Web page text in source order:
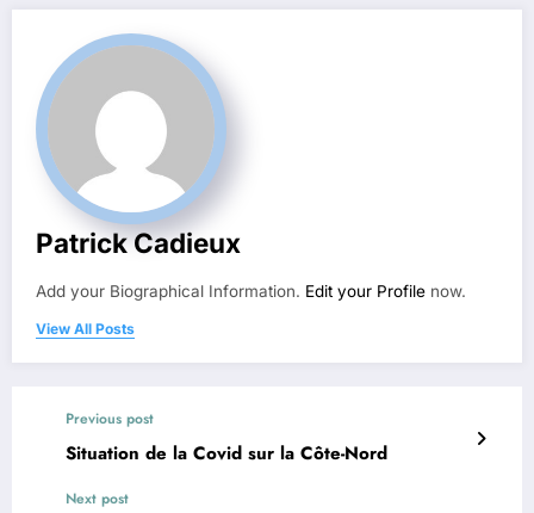
Patrick Cadieux
Add your Biographical Information. Edit your Profile now.
View All Posts
Previous post
Situation de la Covid sur la Côte-Nord
Next post